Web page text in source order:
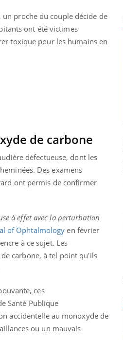
proche du couple décide de
ont été victimes
toxique pour les humains en
de carbone
défectueuse, dont les
Des examens
ont permis de confirmer
à effet avec la perturbation
of Ophtalmology en février
à ce sujet. Les
carbone, à tel point qu'ils
ces
Santé Publique
accidentelle au monoxyde de
ou un mauvais
approche, et, pour de
c'est une période de questions, de
...